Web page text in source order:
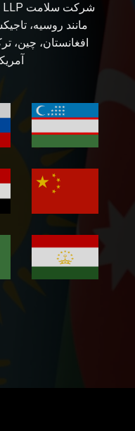
مانند روسیه،
افغانستان، چین،